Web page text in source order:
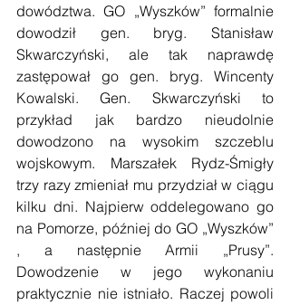
dowództwa. GO „Wyszków” formalnie
dowodził gen. bryg. Stanisław
Skwarczyński, ale tak naprawdę
zastępował go gen. bryg. Wincenty
Kowalski. Gen. Skwarczyński to
przykład jak bardzo nieudolnie
dowodzono na wysokim szczeblu
wojskowym. Marszałek Rydz-Śmigły
trzy razy zmieniał mu przydział w ciągu
kilku dni. Najpierw oddelegowano go
na Pomorze, później do GO „Wyszków”
, a następnie Armii „Prusy”.
Dowodzenie w jego wykonaniu
praktycznie nie istniało. Raczej powoli